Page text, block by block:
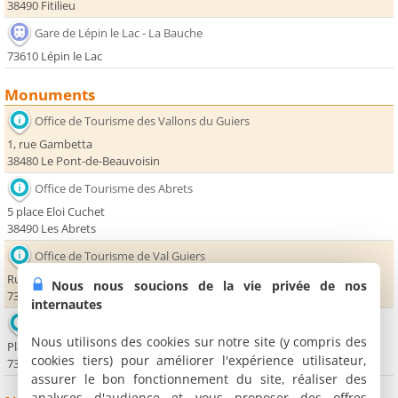
38490 Fitilieu
Gare de Lépin le Lac - La Bauche
73610 Lépin le Lac
Monuments
Office de Tourisme des Vallons du Guiers
1, rue Gambetta
38480 Le Pont-de-Beauvoisin
Office de Tourisme des Abrets
5 place Eloi Cuchet
38490 Les Abrets
Office de Tourisme de Val Guiers
Rue du Faubourg
73240 Saint-Genix sur Guiers
Place de la Gare
73610 Lépin le Lac
Nous nous soucions de la vie privée de nos
internautes
Nous utilisons des cookies sur notre site (y compris des
cookies tiers) pour améliorer l'expérience utilisateur,
assurer le bon fonctionnement du site, réaliser des